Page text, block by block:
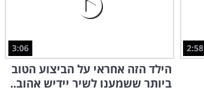
2:58
3:06
הילד הזה אחראי על הביצוע הטוב
ביותר ששמענו לשיר יידיש אהוב..